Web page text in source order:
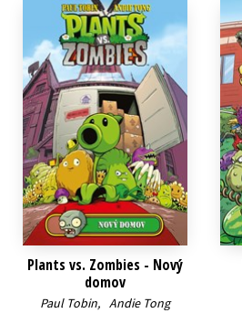
Plants vs. Zombies - Nový
domov
Paul Tobin, Andie Tong